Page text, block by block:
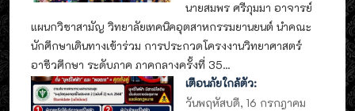
นายสมพร ศรีภุมมา อาจารย์
แผนกวิชาสามัญ วิทยาลัยเทคนิคอุตสาหกรรมยานยนต์ นำคณะ
นักศึกษาเดินทางเข้าร่วม การประกวดโครงงานวิทยาศาสตร์
อาชีวศึกษา ระดับภาค ภาคกลางครั้งที่ 35...
เตือนภัยใกล้ตัว:
วันพฤหัสบดี, 16 กรกฎาคม